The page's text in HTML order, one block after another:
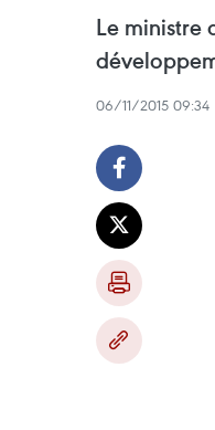
Le ministre
06/11/2015 09:34